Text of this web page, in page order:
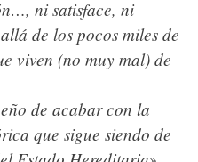
ni satisface, ni
de los pocos miles de
viven (no muy mal) de
de acabar con la
que sigue siendo de